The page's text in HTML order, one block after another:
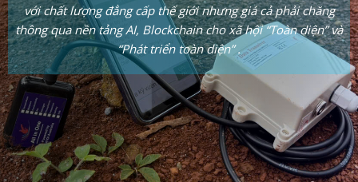
với chất lượng đẳng cấp thế giới nhưng giá cả phải chăng
thông qua nền tảng AI, Blockchain cho xã hội “Toàn diện” và
“Phát triển toàn diện” .